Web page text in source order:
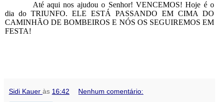
Até aqui nos ajudou o Senhor! VENCEMOS! Hoje é o
dia do TRIUNFO. ELE ESTÁ PASSANDO EM CIMA DO
CAMINHÃO DE BOMBEIROS E NÓS OS SEGUIREMOS EM
FESTA!
Sidi Kauer às 16:42 Nenhum comentário: